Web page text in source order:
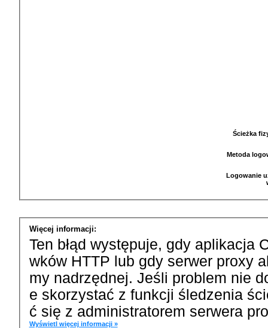
Ścieżka
Metoda
Logowanie
Więcej informacji:
Ten błąd występuje, gdy aplikacja
wków HTTP lub gdy serwer proxy
my nadrzędnej. Jeśli problem nie
e skorzystać z funkcji śledzenia
ć się z administratorem serwera
Wyświetl więcej informacji »